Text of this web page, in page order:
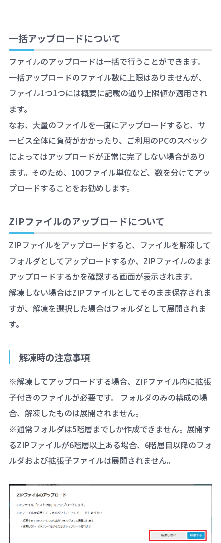
一括アップロードについて
ファイルのアップロードは一括で行うことができます。
一括アップロードのファイル数に上限はありませんが、
ファイル1つ1つには概要に記載の通り上限値が適用され
ます。
なお、大量のファイルを一度にアップロードすると、サ
ービス全体に負荷がかかったり、ご利用のPCのスペック
によってはアップロードが正常に完了しない場合があり
ます。そのため、100ファイル単位など、数を分けてアッ
プロードすることをお勧めします。
ZIPファイルのアップロードについて
ZIPファイルをアップロードすると、ファイルを解凍して
フォルダとしてアップロードするか、ZIPファイルのまま
アップロードするかを確認する画面が表示されます。
解凍しない場合はZIPファイルとしてそのまま保存されま
すが、解凍を選択した場合はフォルダとして展開されま
す。
解凍時の注意事項
※解凍してアップロードする場合、ZIPファイル内に拡張
子付きのファイルが必要です。 フォルダのみの構成の場
合、解凍したものは展開されません。
※通常フォルダは5階層までしか作成できません。展開す
るZIPファイルが6階層以上ある場合、6階層目以降のフォ
ルダおよび拡張子ファイルは展開されません。